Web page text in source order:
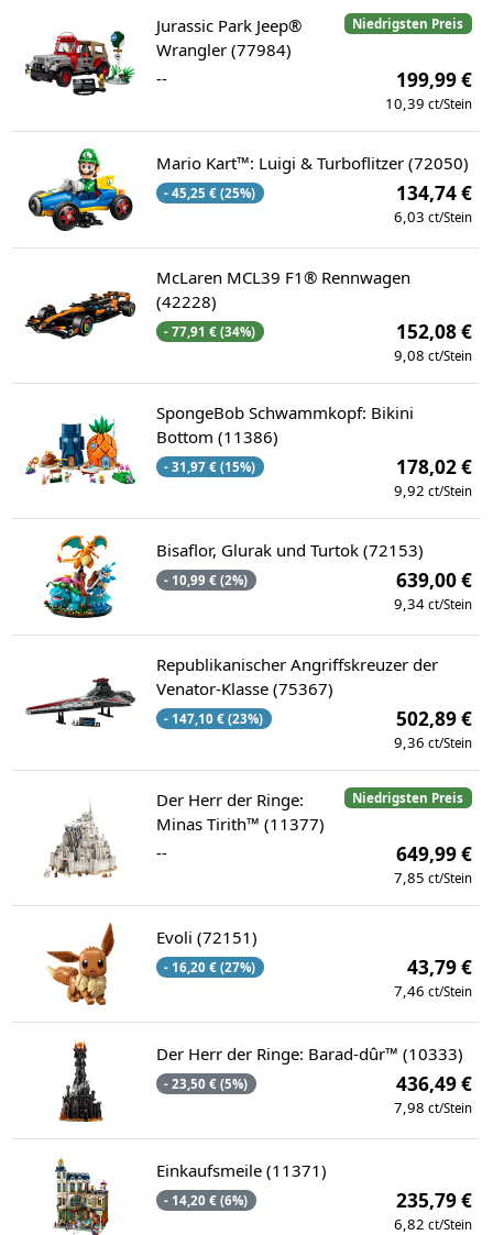
Niedrigsten Preis
Jurassic Park Jeep®
Wrangler (77984)
--
199,99 €
10,39 ct/Stein
Mario Kart™: Luigi & Turboflitzer (72050)
- 45,25 € (25%) 134,74 €
6,03 ct/Stein
McLaren MCL39 F1® Rennwagen
(42228)
- 77,91 € (34%) 152,08 €
9,08 ct/Stein
SpongeBob Schwammkopf: Bikini
Bottom (11386)
- 31,97 € (15%) 178,02 €
9,92 ct/Stein
Bisaflor, Glurak und Turtok (72153)
- 10,99 € (2%) 639,00 €
9,34 ct/Stein
Republikanischer Angriffskreuzer der
Venator-Klasse (75367)
- 147,10 € (23%) 502,89 €
9,36 ct/Stein
Niedrigsten Preis
Der Herr der Ringe:
Minas Tirith™ (11377)
--
649,99 €
7,85 ct/Stein
Evoli (72151)
- 16,20 € (27%) 43,79 €
7,46 ct/Stein
Der Herr der Ringe: Barad-dûr™ (10333)
- 23,50 € (5%) 436,49 €
7,98 ct/Stein
Einkaufsmeile (11371)
- 14,20 € (6%) 235,79 €
6,82 ct/Stein